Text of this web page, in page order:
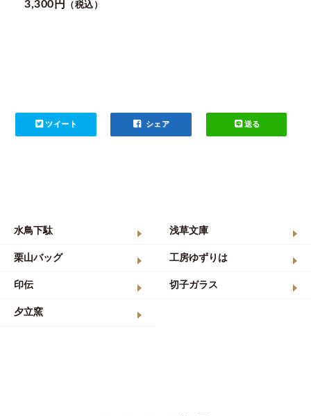
3,300円 （税込）
ツイート シェア 送る
水鳥下駄 浅草文庫
栗山バッグ 工房ゆずりは
印伝 切子ガラス
夕立窯